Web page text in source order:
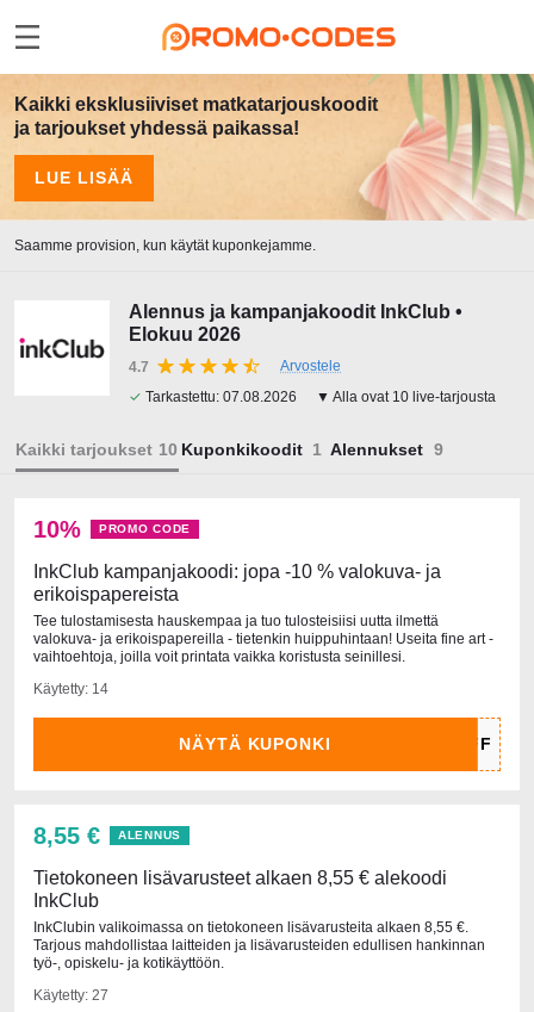
Kaikki eksklusiiviset matkatarjouskoodit
ja tarjoukset yhdessä paikassa!
LUE LISÄÄ
Saamme provision, kun käytät kuponkejamme.
Alennus ja kampanjakoodit InkClub •
Elokuu 2026
4.7
Arvostele
✓ Tarkastettu: 07.08.2026 ▼ Alla ovat 10 live-tarjousta
Kaikki tarjoukset Kuponkikoodit Alennukset
10% PROMO CODE
InkClub kampanjakoodi: jopa -10 % valokuva- ja
erikoispapereista
Tee tulostamisesta hauskempaa ja tuo tulosteisiisi uutta ilmettä
valokuva- ja erikoispapereilla - tietenkin huippuhintaan! Useita fine art -
vaihtoehtoja, joilla voit printata vaikka koristusta seinillesi.
Käytetty: 14
NÄYTÄ KUPONKI
8,55 € ALENNUS
Tietokoneen lisävarusteet alkaen 8,55 € alekoodi
InkClub
InkClubin valikoimassa on tietokoneen lisävarusteita alkaen 8,55 €.
Tarjous mahdollistaa laitteiden ja lisävarusteiden edullisen hankinnan
työ-, opiskelu- ja kotikäyttöön.
Käytetty: 27